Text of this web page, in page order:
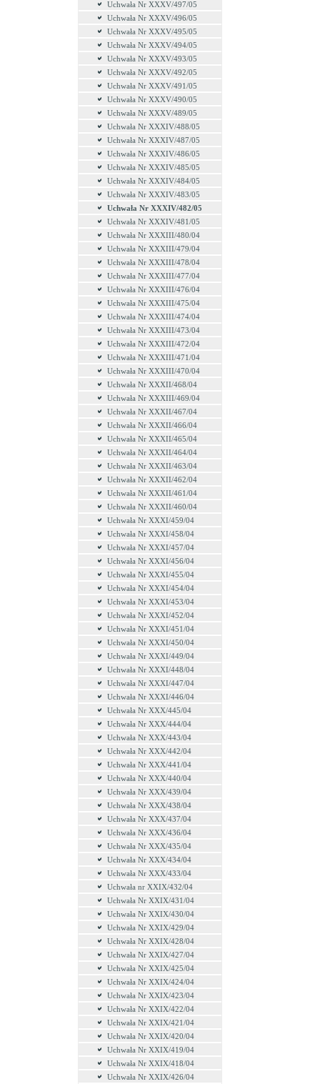
Uchwała Nr XXXV/497/05
Uchwała Nr XXXV/496/05
Uchwała Nr XXXV/495/05
Uchwała Nr XXXV/494/05
Uchwała Nr XXXV/493/05
Uchwała Nr XXXV/492/05
Uchwała Nr XXXV/491/05
Uchwała Nr XXXV/490/05
Uchwała Nr XXXV/489/05
Uchwała Nr XXXIV/488/05
Uchwała Nr XXXIV/487/05
Uchwała Nr XXXIV/486/05
Uchwała Nr XXXIV/485/05
Uchwała Nr XXXIV/484/05
Uchwała Nr XXXIV/483/05
Uchwała Nr XXXIV/482/05
Uchwała Nr XXXIV/481/05
Uchwała Nr XXXIII/480/04
Uchwała Nr XXXIII/479/04
Uchwała Nr XXXIII/478/04
Uchwała Nr XXXIII/477/04
Uchwała Nr XXXIII/476/04
Uchwała Nr XXXIII/475/04
Uchwała Nr XXXIII/474/04
Uchwała Nr XXXIII/473/04
Uchwała Nr XXXIII/472/04
Uchwała Nr XXXIII/471/04
Uchwała Nr XXXIII/470/04
Uchwała Nr XXXII/468/04
Uchwała Nr XXXIII/469/04
Uchwała Nr XXXII/467/04
Uchwała Nr XXXII/466/04
Uchwała Nr XXXII/465/04
Uchwała Nr XXXII/464/04
Uchwała Nr XXXII/463/04
Uchwała Nr XXXII/462/04
Uchwała Nr XXXII/461/04
Uchwała Nr XXXII/460/04
Uchwała Nr XXXI/459/04
Uchwała Nr XXXI/458/04
Uchwała Nr XXXI/457/04
Uchwała Nr XXXI/456/04
Uchwała Nr XXXI/455/04
Uchwała Nr XXXI/454/04
Uchwała Nr XXXI/453/04
Uchwała Nr XXXI/452/04
Uchwała Nr XXXI/451/04
Uchwała Nr XXXI/450/04
Uchwała Nr XXXI/449/04
Uchwała Nr XXXI/448/04
Uchwała Nr XXXI/447/04
Uchwała Nr XXXI/446/04
Uchwała Nr XXX/445/04
Uchwała Nr XXX/444/04
Uchwała Nr XXX/443/04
Uchwała Nr XXX/442/04
Uchwała Nr XXX/441/04
Uchwała Nr XXX/440/04
Uchwała Nr XXX/439/04
Uchwała Nr XXX/438/04
Uchwała Nr XXX/437/04
Uchwała Nr XXX/436/04
Uchwała Nr XXX/435/04
Uchwała Nr XXX/434/04
Uchwała Nr XXX/433/04
Uchwała nr XXIX/432/04
Uchwała Nr XXIX/431/04
Uchwała Nr XXIX/430/04
Uchwała Nr XXIX/429/04
Uchwała Nr XXIX/428/04
Uchwała Nr XXIX/427/04
Uchwała Nr XXIX/425/04
Uchwała Nr XXIX/424/04
Uchwała Nr XXIX/423/04
Uchwała Nr XXIX/422/04
Uchwała Nr XXIX/421/04
Uchwała Nr XXIX/420/04
Uchwała Nr XXIX/419/04
Uchwała Nr XXIX/418/04
Uchwała Nr XXIX/426/04